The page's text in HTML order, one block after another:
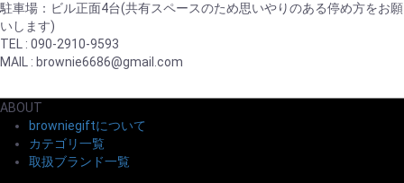
駐車場：ビル正面4台(共有スペースのため思いやりのある停め方をお願
いします)
TEL : 090-2910-9593
MAIL : brownie6686@gmail.com
ABOUT
browniegiftについて
カテゴリ一覧
取扱ブランド一覧